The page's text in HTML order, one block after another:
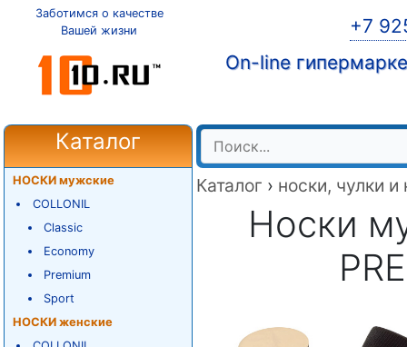
Заботимся о качестве
Вашей жизни
+7
On-line
Каталог
НОСКИ мужские
COLLONIL
Classic
Economy
Premium
Sport
НОСКИ женские
Каталог › носки, чулки и
Носки